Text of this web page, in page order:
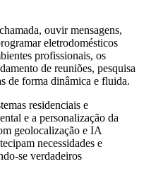
ouvir mensagens,
eletrodomésticos
profissionais, os
de reuniões, pesquisa
de forma dinâmica e fluida.
residenciais e
e a personalização da
geolocalização e IA
necessidades e
se verdadeiros